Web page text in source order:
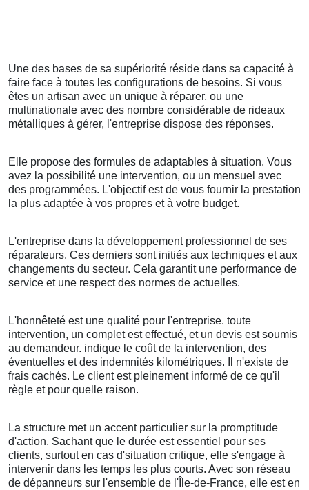
Une des bases de sa supériorité réside dans sa capacité à
faire face à toutes les configurations de besoins. Si vous
êtes un artisan avec un unique à réparer, ou une
multinationale avec des nombre considérable de rideaux
métalliques à gérer, l'entreprise dispose des réponses.
Elle propose des formules de adaptables à situation. Vous
avez la possibilité une intervention, ou un mensuel avec
des programmées. L'objectif est de vous fournir la prestation
la plus adaptée à vos propres et à votre budget.
L'entreprise dans la développement professionnel de ses
réparateurs. Ces derniers sont initiés aux techniques et aux
changements du secteur. Cela garantit une performance de
service et une respect des normes de actuelles.
L'honnêteté est une qualité pour l'entreprise. toute
intervention, un complet est effectué, et un devis est soumis
au demandeur. indique le coût de la intervention, des
éventuelles et des indemnités kilométriques. Il n'existe de
frais cachés. Le client est pleinement informé de ce qu'il
règle et pour quelle raison.
La structure met un accent particulier sur la promptitude
d'action. Sachant que le durée est essentiel pour ses
clients, surtout en cas d'situation critique, elle s'engage à
intervenir dans les temps les plus courts. Avec son réseau
de dépanneurs sur l'ensemble de l'Île-de-France, elle est en